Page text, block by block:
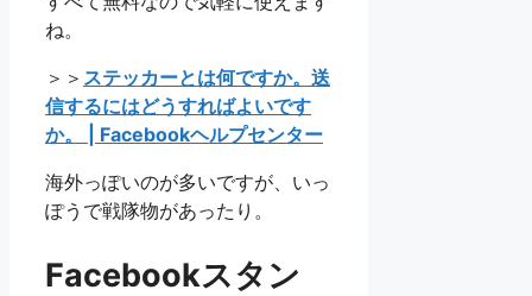
ね。
＞＞ ステッカーとは何ですか。送
信するにはどうすればよいです
か。 | Facebookヘルプセンター
海外っぽいのが多いですが、いっ
ぽうで戦隊物があったり。
Facebookスタン